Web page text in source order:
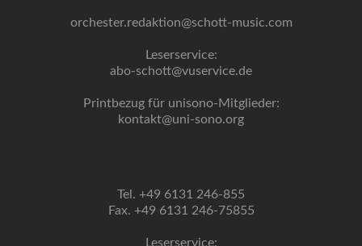
orchester.redaktion@schott-music.com
Leserservice:
abo-schott@vuservice.de
Printbezug für unisono-Mitglieder:
kontakt@uni-sono.org
Tel. +49 6131 246-855
Fax. +49 6131 246-75855
Leserservice: